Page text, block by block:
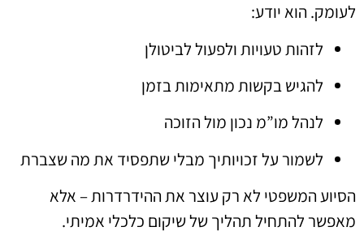
לעומק. הוא יודע:
לזהות טעויות ולפעול לביטולן
להגיש בקשות מתאימות בזמן
לנהל מו”מ נכון מול הזוכה
לשמור על זכויותיך מבלי שתפסיד את מה שצברת
הסיוע המשפטי לא רק עוצר את ההידרדרות – אלא
מאפשר להתחיל תהליך של שיקום כלכלי אמיתי.